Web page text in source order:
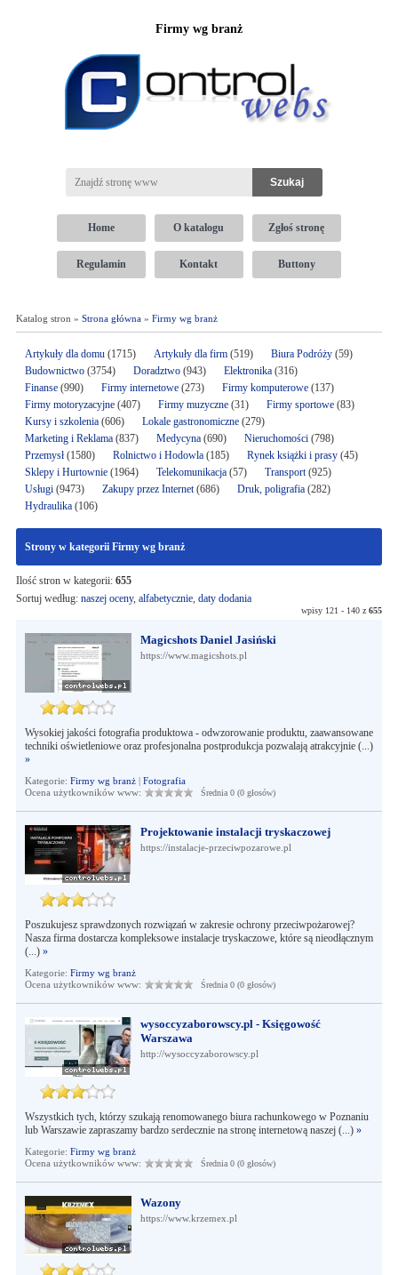
Firmy wg branż
Home O katalogu Zgłoś stronę
Regulamin Kontakt Buttony
Katalog stron » Strona główna» Firmy wg branż
Artykuły dla domu(1715) Artykuły dla firm(519) Biura Podróży(59)
Budownictwo(3754) Doradztwo(943) Elektronika (316)
Finanse(990) Firmy internetowe (273) Firmy komputerowe(137)
Firmy motoryzacyjne(407) Firmy muzyczne(31) Firmy sportowe(83)
Kursy i szkolenia(606) Lokale gastronomiczne(279)
Marketing i Reklama(837) Medycyna(690) Nieruchomości(798)
Przemysł(1580) Rolnictwo i Hodowla(185) Rynek książki i prasy(45)
Sklepy i Hurtownie(1964) Telekomunikacja(57) Transport(925)
Usługi(9473) Zakupy przez Internet(686) Druk, poligrafia(282)
Hydraulika(106)
Strony w kategorii Firmy wg branż
Ilość stron w kategorii: 655
Sortuj według: naszej oceny, alfabetycznie, daty dodania
wpisy 121 - 140 z655
Magicshots Daniel Jasiński
https://www.magicshots.pl
Wysokiej jakości fotografia produktowa - odwzorowanie produktu, zaawansowane
techniki oświetleniowe oraz profesjonalna postprodukcja pozwalają atrakcyjnie (...)
»
Kategorie: Firmy wg branż| Fotografia
Ocena użytkowników www:
Średnia 0 (0 głosów)
Projektowanie instalacji tryskaczowej
https://instalacje-przeciwpozarowe.pl
Poszukujesz sprawdzonych rozwiązań w zakresie ochrony przeciwpożarowej?
Nasza firma dostarcza kompleksowe instalacje tryskaczowe, które są nieodłącznym
(...) »
Kategorie: Firmy wg branż
Ocena użytkowników www:
Średnia 0 (0 głosów)
wysoccyzaborowscy.pl - Księgowość
Warszawa
http://wysoccyzaborowscy.pl
Wszystkich tych, którzy szukają renomowanego biura rachunkowego w Poznaniu
lub Warszawie zapraszamy bardzo serdecznie na stronę internetową naszej (...) »
Kategorie: Firmy wg branż
Ocena użytkowników www:
Średnia 0 (0 głosów)
Wazony
https://www.krzemex.pl